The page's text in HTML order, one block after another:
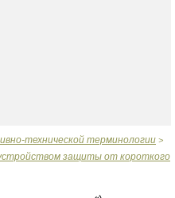
технической терминологии >
защиты от короткого